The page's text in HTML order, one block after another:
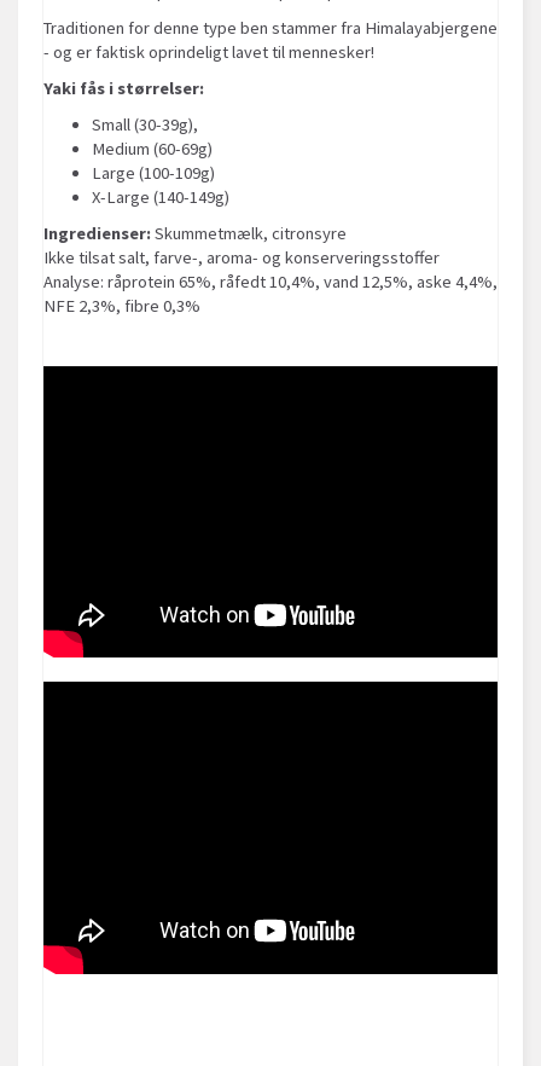
Traditionen for denne type ben stammer fra Himalayabjergene
- og er faktisk oprindeligt lavet til mennesker!
Yaki fås i størrelser:
Small (30-39g),
Medium (60-69g)
Large (100-109g)
X-Large (140-149g)
Ingredienser:Skummetmælk, citronsyre
Ikke tilsat salt, farve-, aroma- og konserveringsstoffer
Analyse: råprotein 65%, råfedt 10,4%, vand 12,5%, aske 4,4%,
NFE 2,3%, fibre 0,3%